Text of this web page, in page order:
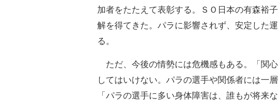
加者をたたえて表彰する。ＳＯ日本の有森裕
解を得てきた。パラに影響されず、安定した
る。
ただ、今後の情勢には危機感もある。「関
してはいけない。パラの選手や関係者には一
「パラの選手に多い身体障害は、誰もが将来